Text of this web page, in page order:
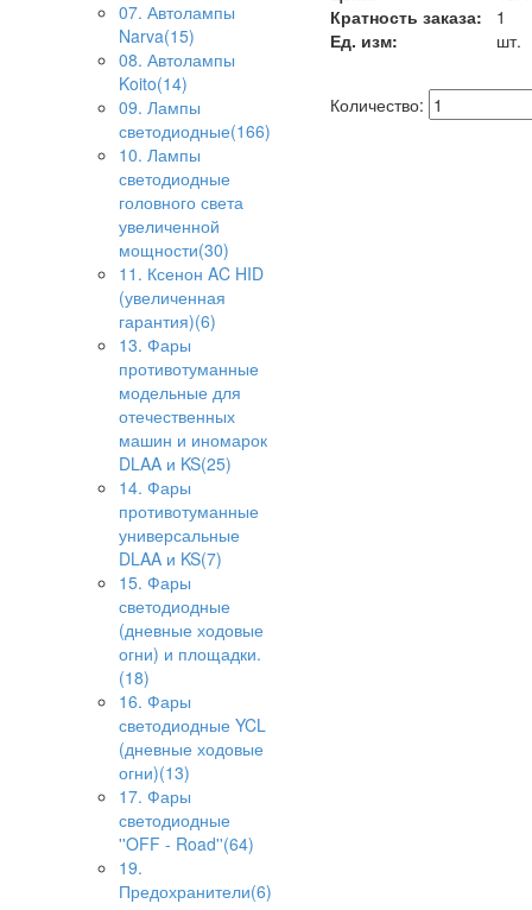
07. Автолампы
Narva(15)
08. Автолампы
Koito(14)
09. Лампы
светодиодные(166)
10. Лампы
светодиодные
головного света
увеличенной
мощности(30)
11. Ксенон AC HID
(увеличенная
гарантия)(6)
13. Фары
противотуманные
модельные для
отечественных
машин и иномарок
DLAA и KS(25)
14. Фары
противотуманные
универсальные
DLAA и KS(7)
15. Фары
светодиодные
(дневные ходовые
огни) и площадки.
(18)
16. Фары
светодиодные YCL
(дневные ходовые
огни)(13)
17. Фары
светодиодные
''OFF - Road''(64)
19.
Предохранители(6)
Кратность заказа:
1
Ед. изм:
шт.
Количество: